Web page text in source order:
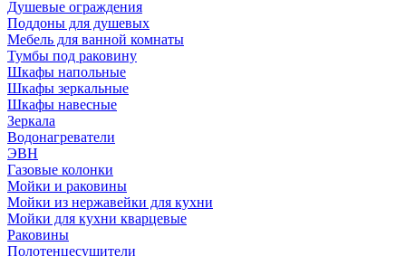
Душевые ограждения
Поддоны для душевых
Мебель для ванной комнаты
Тумбы под раковину
Шкафы напольные
Шкафы зеркальные
Шкафы навесные
Зеркала
Водонагреватели
ЭВН
Газовые колонки
Мойки и раковины
Мойки из нержавейки для кухни
Мойки для кухни кварцевые
Раковины
Полотенцесушители